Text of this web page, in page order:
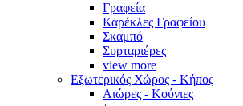
Γραφεία
Καρέκλες Γραφείου
Σκαμπό
Συρταριέρες
view more
Εξωτερικός Χώρος - Κήπος
Αιώρες - Κούνιες